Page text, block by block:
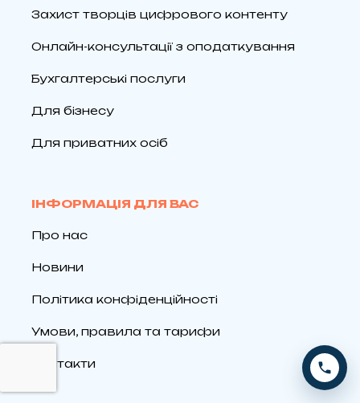
Захист творців цифрового контенту
Онлайн-консультації з оподаткування
Бухгалтерські послуги
Для бізнесу
Для приватних осіб
ІНФОРМАЦІЯ ДЛЯ ВАС
Про нас
Новини
Політика конфіденційності
Умови, правила та тарифи
Контакти